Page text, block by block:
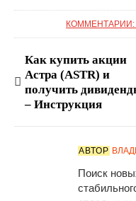
КОММЕНТАРИИ:
Как купить акции
Астра (ASTR) и
получить
– Инструкция
АВТОР
Поиск